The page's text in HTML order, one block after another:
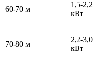
60-70 м
1,5-2,2
кВт
70-80 м
2,2-3,0
кВт